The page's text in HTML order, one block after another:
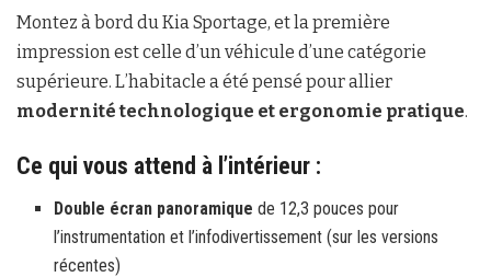
Montez à bord du Kia Sportage, et la première
impression est celle d’un véhicule d’une catégorie
supérieure. L’habitacle a été pensé pour allier
modernité technologique et ergonomie pratique.
Ce qui vous attend à l’intérieur :
Double écran panoramique de 12,3 pouces pour
l’instrumentation et l’infodivertissement (sur les versions
récentes)